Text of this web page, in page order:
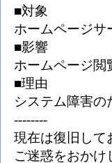
■対象
ホームページサ
■影響
ホームページ閲
■理由
システム障害の
--------
現在は復旧して
ご迷惑をおかけ